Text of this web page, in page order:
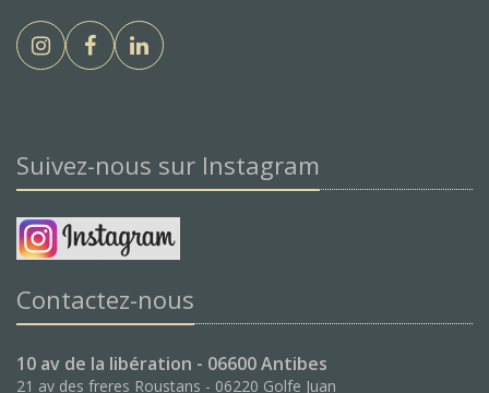
Suivez-nous sur Instagram
Contactez-nous
10 av de la libération - 06600 Antibes
21 av des freres Roustans - 06220 Golfe Juan